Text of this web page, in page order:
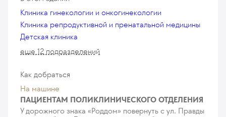
паронихия более 2 см у детей в условиях
операционной (категория сложности 3)
2 995
Клиника гинекологии и онкогинекологии
Клиника репродуктивной и пренатальной медицины
Детская клиника
еще 12 подразделений
Как добраться
На машине
ПАЦИЕНТАМ ПОЛИКЛИНИЧЕСКОГО ОТДЕЛЕНИЯ
У дорожного знака «Роддом» повернуть с ул. Правды